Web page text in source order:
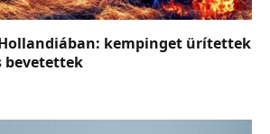
kempinget ürítettek
bevetettek